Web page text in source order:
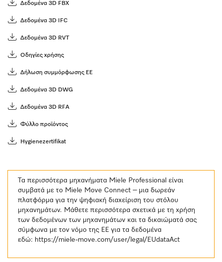
Δεδομένα 3D FBX
Δεδομένα 3D IFC
Δεδομένα 3D RVT
Οδηγίες χρήσης
Δήλωση συμμόρφωσης ΕΕ
Δεδομένα 3D DWG
Δεδομένα 3D RFA
Φύλλο προϊόντος
Hygienezertifikat
Τα περισσότερα μηχανήματα Miele Professional είναι
συμβατά με το Miele Move Connect – μια δωρεάν
πλατφόρμα για την ψηφιακή διαχείριση του στόλου
μηχανημάτων. Μάθετε περισσότερα σχετικά με τη χρήση
των δεδομένων των μηχανημάτων και τα δικαιώματά σας
σύμφωνα με τον νόμο της ΕΕ για τα δεδομένα
εδώ: https://miele-move.com/user/legal/EUdataAct